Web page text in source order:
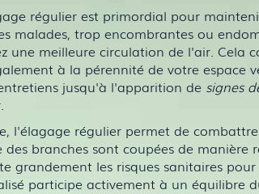
régulier est primordial pour
malades, trop encombrantes ou
une meilleure circulation de l'air. Cela
à la pérennité de votre
jusqu'à l'apparition de signes
l'élagage régulier permet de
des branches sont coupées de
grandement les risques sanitaires
participe activement à un équilibre